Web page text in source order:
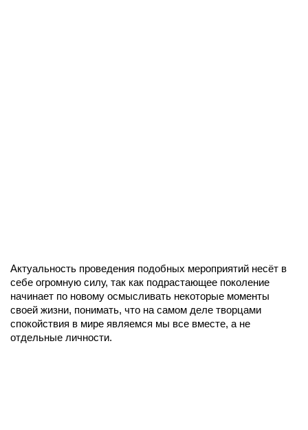
Актуальность проведения подобных мероприятий несёт в
себе огромную силу, так как подрастающее поколение
начинает по новому осмысливать некоторые моменты
своей жизни, понимать, что на самом деле творцами
спокойствия в мире являемся мы все вместе, а не
отдельные личности.